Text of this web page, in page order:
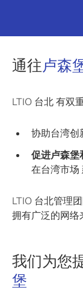
通往卢森
LTIO 台北 有双
协助台湾创
促进卢森堡
在台湾市场
LTIO 台北管理
拥有广泛的网络
我们为您
堡